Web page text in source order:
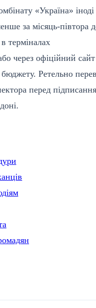
«Україна» іноді
за місяць-півтора
терміналах
через офіційний сайт
Ретельно
перед